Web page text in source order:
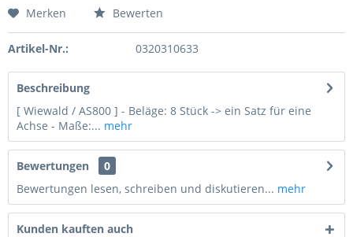
Preis anfragen
Merken Bewerten
Artikel-Nr.: 0320310633
Beschreibung
[ Wiewald / AS800 ] - Beläge: 8 Stück -> ein Satz für eine
Achse - Maße:... mehr
Bewertungen
0
Bewertungen lesen, schreiben und diskutieren... mehr
Kunden kauften auch